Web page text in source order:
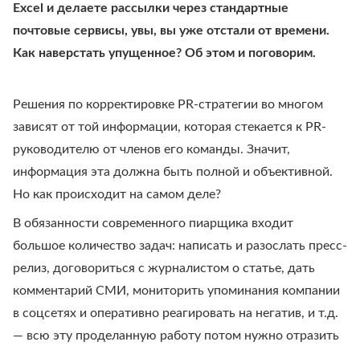
Excel и делаете рассылки через стандартные
почтовые сервисы, увы, вы уже отстали от времени.
Как наверстать упущенное? Об этом и поговорим.
Решения по корректировке PR-стратегии во многом
зависят от той информации, которая стекается к PR-
руководителю от членов его команды. Значит,
информация эта должна быть полной и объективной.
Но как происходит на самом деле?
В обязанности современного пиарщика входит
большое количество задач: написать и разослать пресс-
релиз, договориться с журналистом о статье, дать
комментарий СМИ, мониторить упоминания компании
в соцсетях и оперативно реагировать на негатив, и т.д.
— всю эту проделанную работу потом нужно отразить